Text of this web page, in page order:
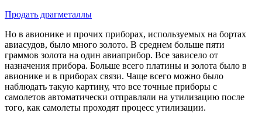
Продать драгметаллы
Но в авионике и прочих приборах, используемых на бортах
авиасудов, было много золото. В среднем больше пяти
граммов золота на один авиаприбор. Все зависело от
назначения прибора. Больше всего платины и золота было в
авионике и в приборах связи. Чаще всего можно было
наблюдать такую картину, что все точные приборы с
самолетов автоматически отправляли на утилизацию после
того, как самолеты проходят процесс утилизации.